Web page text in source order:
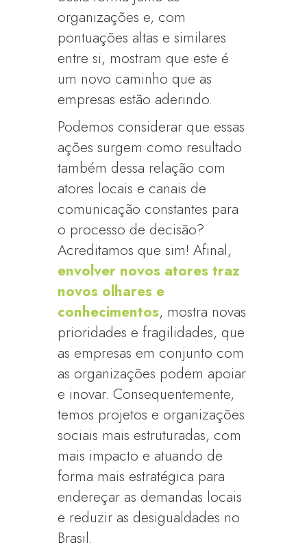
organizações e, com
pontuações altas e similares
entre si, mostram que este é
um novo caminho que as
empresas estão aderindo.
Podemos considerar que essas
ações surgem como resultado
também dessa relação com
atores locais e canais de
comunicação constantes para
o processo de decisão?
Acreditamos que sim! Afinal,
envolver novos atores traz
novos olhares e
conhecimentos, mostra novas
prioridades e fragilidades, que
as empresas em conjunto com
as organizações podem apoiar
e inovar. Consequentemente,
temos projetos e organizações
sociais mais estruturadas, com
mais impacto e atuando de
forma mais estratégica para
endereçar as demandas locais
e reduzir as desigualdades no
Brasil.